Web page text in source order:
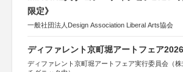
限定》
一般社団法人Design Association Liberal Arts協会
ディファレント京町堀アートフェア2026
ディファレント京町堀アートフェア実行委員会（株